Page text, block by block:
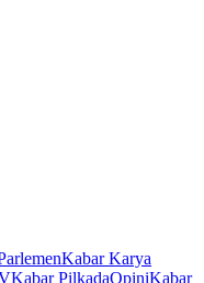
Kabar Karya
Kabar PilkadaOpiniKabar